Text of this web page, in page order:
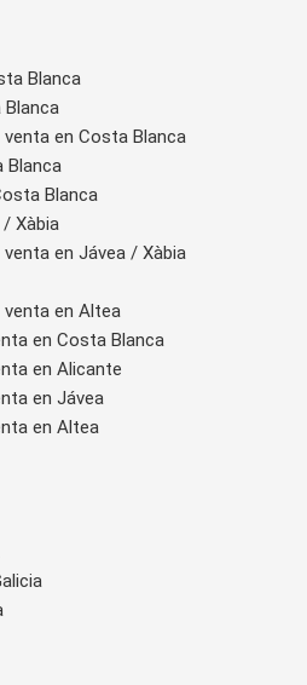
Blanca
en Costa Blanca
Blanca
Blanca
Xàbia
en Jávea / Xàbia
en Altea
en Costa Blanca
en Alicante
en Jávea
en Altea